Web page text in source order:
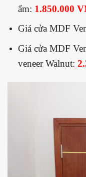
ẩm: 1.850.000
Giá cửa MDF
Giá cửa MDF
veneer Walnut: